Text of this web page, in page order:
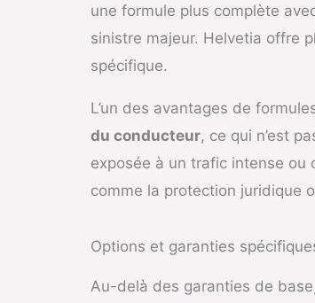
une formule plus complète
sinistre majeur. Helvetia offre
spécifique.
L’un des avantages de
du conducteur, ce qui n’est
exposée à un trafic intense ou
comme la protection juridique
Options et garanties
Au-delà des garanties de